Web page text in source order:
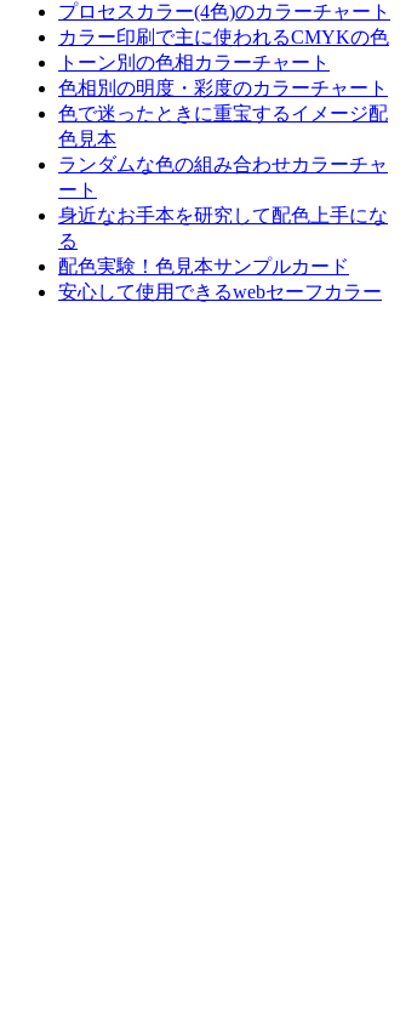
プロセスカラー(4色)のカラーチャート
カラー印刷で主に使われるCMYKの色
トーン別の色相カラーチャート
色相別の明度・彩度のカラーチャート
色で迷ったときに重宝するイメージ配
色見本
ランダムな色の組み合わせカラーチャ
ート
身近なお手本を研究して配色上手にな
る
配色実験！色見本サンプルカード
安心して使用できるwebセーフカラー